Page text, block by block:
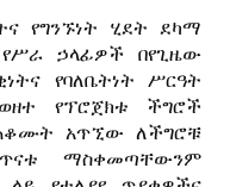
የግንኙነት ሂደት ደካማ
ኃላፊዎች በየጊዜው
የባለቤትነት ሥርዓት
የፕሮጀክቱ ችግሮች
አጥኚው ለችግሮቹ
ማስቀመጣቸውንም